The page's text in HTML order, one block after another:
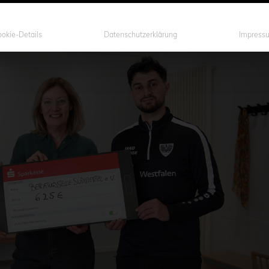
Details Datenschutzerklärung